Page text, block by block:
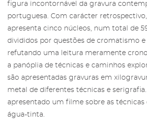
figura incontornável da gravura
portuguesa. Com carácter
apresenta cinco núcleos, num total de
divididos por questões de cromatismo e
refutando uma leitura meramente
a panóplia de técnicas e caminhos
são apresentadas gravuras em
metal de diferentes técnicas e serigrafia.
apresentado um filme sobre as técnicas
água-tinta.